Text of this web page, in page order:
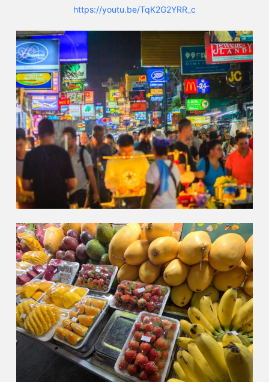
https://youtu.be/TqK2G2YRR_c